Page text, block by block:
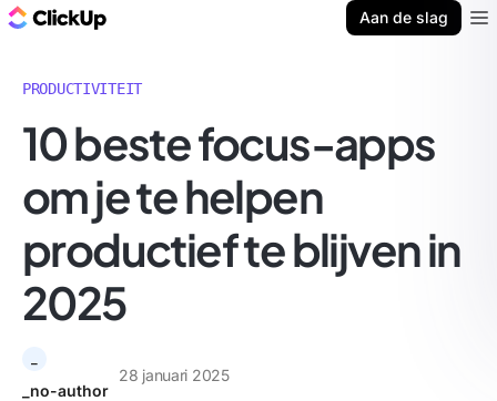
Aan de slag
PRODUCTIVITEIT
10 beste focus-apps
om je te helpen
productief te blijven in
2025
_no-author
28 januari 2025